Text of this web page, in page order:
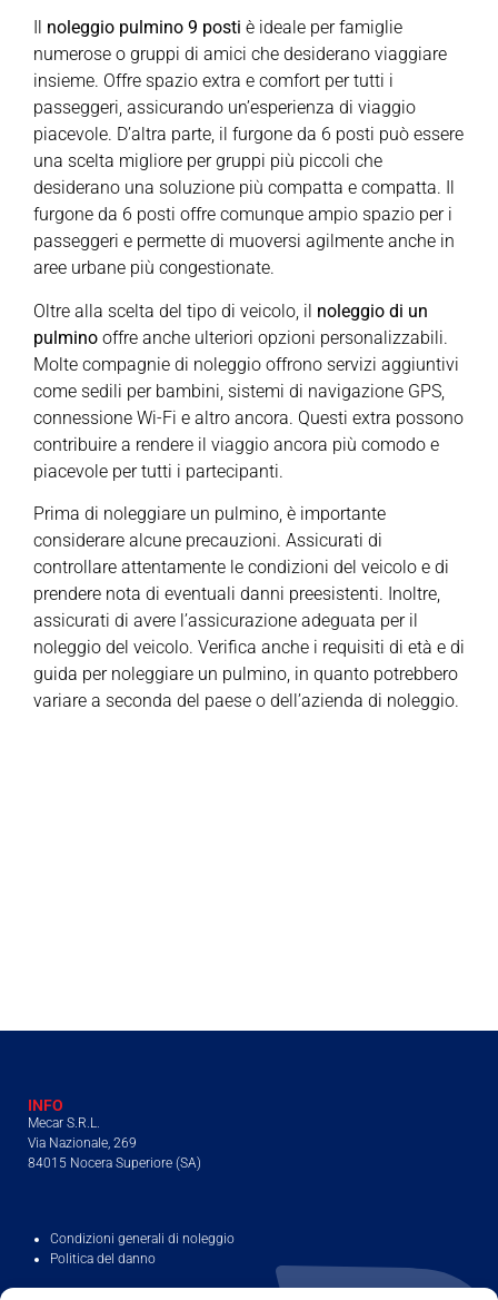
Il noleggio pulmino 9 posti è ideale per famiglie
numerose o gruppi di amici che desiderano viaggiare
insieme. Offre spazio extra e comfort per tutti i
passeggeri, assicurando un’esperienza di viaggio
piacevole. D’altra parte, il furgone da 6 posti può essere
una scelta migliore per gruppi più piccoli che
desiderano una soluzione più compatta e compatta. Il
furgone da 6 posti offre comunque ampio spazio per i
passeggeri e permette di muoversi agilmente anche in
aree urbane più congestionate.
Oltre alla scelta del tipo di veicolo, il noleggio di un
pulmino offre anche ulteriori opzioni personalizzabili.
Molte compagnie di noleggio offrono servizi aggiuntivi
come sedili per bambini, sistemi di navigazione GPS,
connessione Wi-Fi e altro ancora. Questi extra possono
contribuire a rendere il viaggio ancora più comodo e
piacevole per tutti i partecipanti.
Prima di noleggiare un pulmino, è importante
considerare alcune precauzioni. Assicurati di
controllare attentamente le condizioni del veicolo e di
prendere nota di eventuali danni preesistenti. Inoltre,
assicurati di avere l’assicurazione adeguata per il
noleggio del veicolo. Verifica anche i requisiti di età e di
guida per noleggiare un pulmino, in quanto potrebbero
variare a seconda del paese o dell’azienda di noleggio.
INFO
Mecar S.R.L.
Via Nazionale, 269
84015 Nocera Superiore (SA)
Condizioni generali di noleggio
Politica del danno